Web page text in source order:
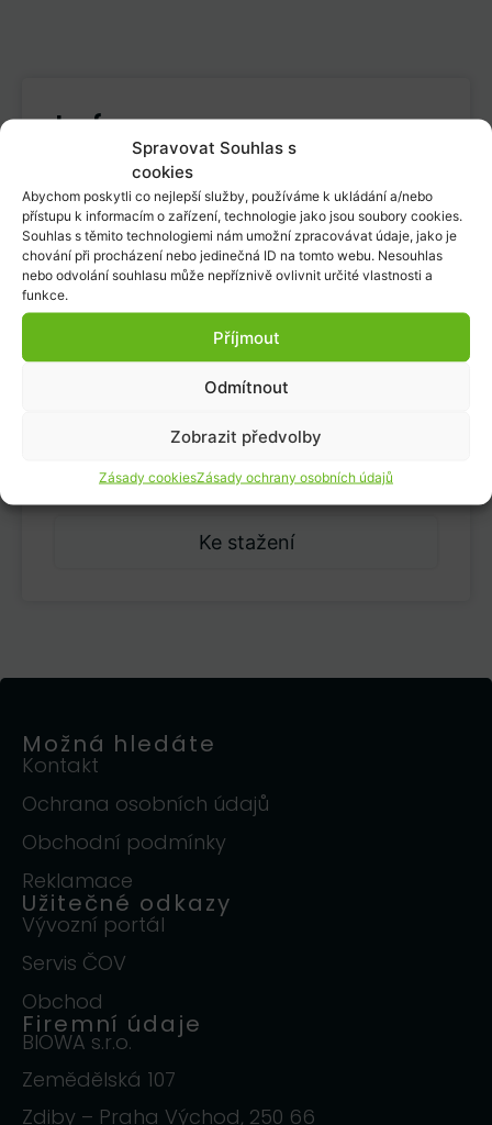
Spravovat Souhlas s
cookies
Abychom poskytli co nejlepší služby, používáme k ukládání a/nebo
přístupu k informacím o zařízení, technologie jako jsou soubory cookies.
Souhlas s těmito technologiemi nám umožní zpracovávat údaje, jako je
chování při procházení nebo jedinečná ID na tomto webu. Nesouhlas
nebo odvolání souhlasu může nepříznivě ovlivnit určité vlastnosti a
funkce.
Příjmout
Odmítnout
Zobrazit předvolby
Zásady cookiesZásady ochrany osobních údajů
Informace
Ke stažení
Tyto přípravky významně zrychlují
proces rozkladu kalů biologického
původu v ČOV, eliminují nepříjemný
zápach z tlecích procesů a hrají
důležitou roli v rokladu tuků. Tuk je
tradičním nepřítelem ČOV a proto
na rozklad tuků v ČOV, lapačích tuků
a lapolech.
Možná hledáte
Kontakt
Ochrana osobních údajů
Obchodní podmínky
Reklamace
Užitečné odkazy
Vývozní portál
Servis ČOV
Obchod
Firemní údaje
BIOWA s.r.o.
Zemědělská 107
Zdiby – Praha Východ, 250 66